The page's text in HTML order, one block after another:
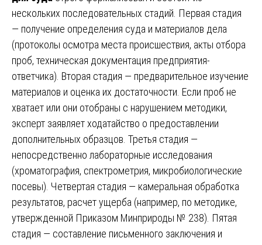
нескольких последовательных стадий. Первая стадия
— получение определения суда и материалов дела
(протоколы осмотра места происшествия, акты отбора
проб, техническая документация предприятия-
ответчика). Вторая стадия — предварительное изучение
материалов и оценка их достаточности. Если проб не
хватает или они отобраны с нарушением методики,
эксперт заявляет ходатайство о предоставлении
дополнительных образцов. Третья стадия —
непосредственно лабораторные исследования
(хроматография, спектрометрия, микробиологические
посевы). Четвертая стадия — камеральная обработка
результатов, расчет ущерба (например, по методике,
утвержденной Приказом Минприроды № 238). Пятая
стадия — составление письменного заключения и